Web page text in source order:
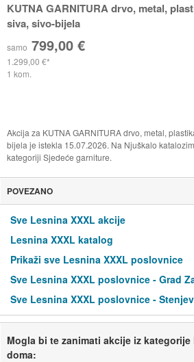
KUTNA GARNITURA drvo, metal,
siva, sivo-bijela
samo 799,00 €
1.299,00 €
1 kom.
Akcija za KUTNA GARNITURA drvo, metal,
bijela je istekla 15.07.2026. Na Njuškalo
kategoriji Sjedeće garniture.
POVEZANO
Sve Lesnina XXXL akcije
Lesnina XXXL katalog
Prikaži sve Lesnina XXXL poslovnice
Sve Lesnina XXXL poslovnice - Grad
Sve Lesnina XXXL poslovnice -
Mogla bi te zanimati akcije iz
doma: